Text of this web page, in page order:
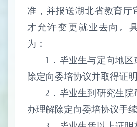
准，并报送湖北省教育厅
才允许变更就业去向。
为：
1 ．毕业生与定向地
除定向委培协议并取得证明
2 ．毕业生到研究生
办理解除定向委培协议手续